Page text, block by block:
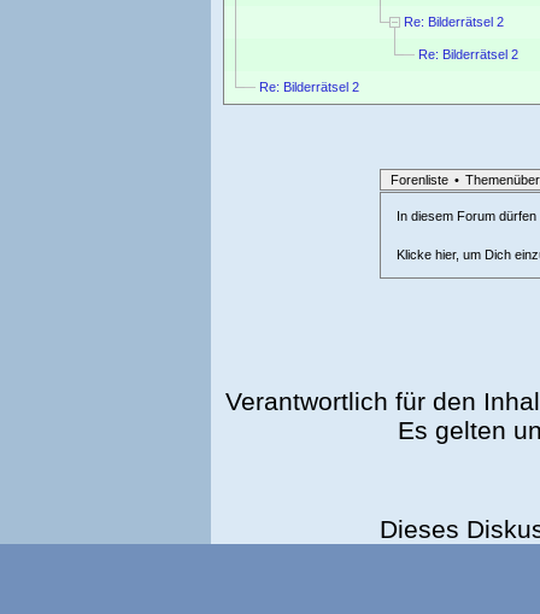
Re: Bilderrätsel 2
Re: Bilderrätsel 2
Re: Bilderrätsel 2
Forenliste •
In diesem Forum
Klicke hier, um Dich
Verantwortlich für den
Es gelten
Dieses